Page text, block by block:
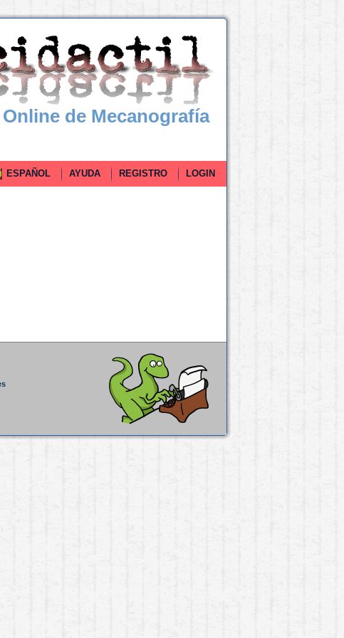
de Mecanografía
AYUDA REGISTRO LOGIN